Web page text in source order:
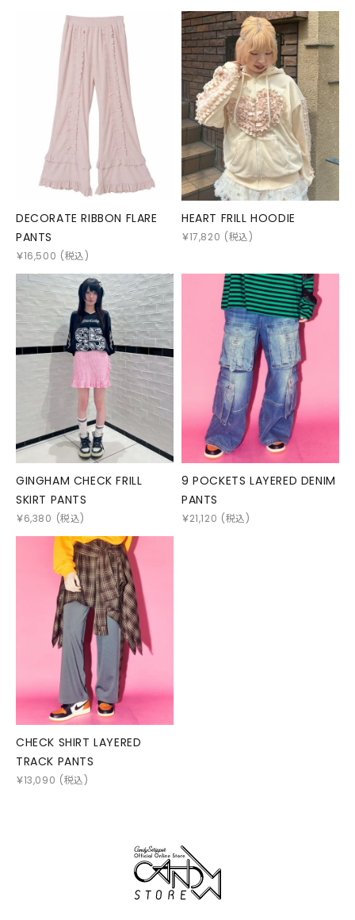
DECORATE RIBBON FLARE
PANTS
￥16,500 (税込)
HEART FRILL HOODIE
￥17,820 (税込)
GINGHAM CHECK FRILL
SKIRT PANTS
￥6,380 (税込)
9 POCKETS LAYERED DENIM
PANTS
￥21,120 (税込)
CHECK SHIRT LAYERED
TRACK PANTS
￥13,090 (税込)